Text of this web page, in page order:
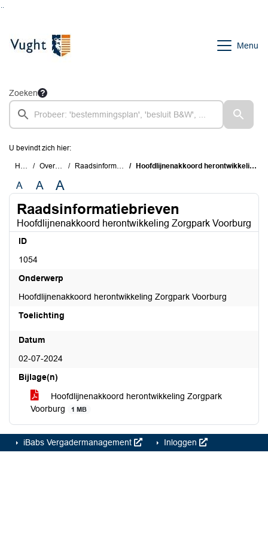
Menu
Zoeken
U bevindt zich hier:
Home Overzichten Raadsinformatiebrieven Hoofdlijnenakkoord herontwikkeling Zorgpark Voorburg
A A A
Raadsinformatiebrieven
Hoofdlijnenakkoord herontwikkeling Zorgpark Voorburg
ID
1054
Onderwerp
Hoofdlijnenakkoord herontwikkeling Zorgpark Voorburg
Toelichting
Datum
02-07-2024
Bijlage(n)
Hoofdlijnenakkoord herontwikkeling Zorgpark
Voorburg
1 MB
iBabs Vergadermanagement Inloggen